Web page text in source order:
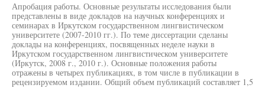
Апробация работы. Основные результаты исследования были
представлены в виде докладов на научных конференциях и
семинарах в Иркутском государственном лингвистическом
университете (2007-2010 гг.). По теме диссертации сделаны
доклады на конференциях, посвященных неделе науки в
Иркутском государственном лингвистическом университете
(Иркутск, 2008 г., 2010 г.). Основные положения работы
отражены в четырех публикациях, в том числе в публикации в
рецензируемом издании. Общий объем публикаций составляет 1,5